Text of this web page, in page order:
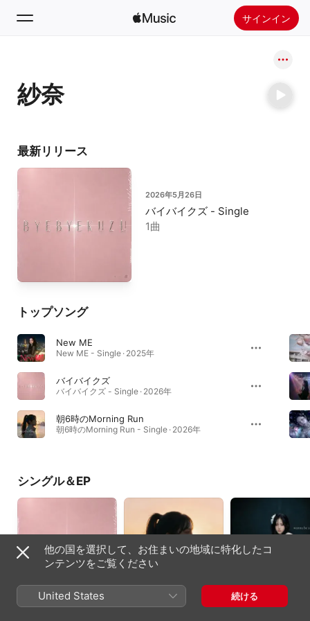
サインイン
ホーム
紗奈
最新リリース
2026年5月26日
バイバイクズ - Single
1曲
トップソング
New ME
New ME - Single · 2025年
バイバイクズ
バイバイクズ - Single · 2026年
朝6時のMorning Run
朝6時のMorning Run - Single · 2026年
シングル＆EP
バイバイクズ -
朝6時のMorning Run -
wanna be a good
他の国を選択して、お住まいの地域に特化したコ
ンテンツをご覧ください
United States 続ける